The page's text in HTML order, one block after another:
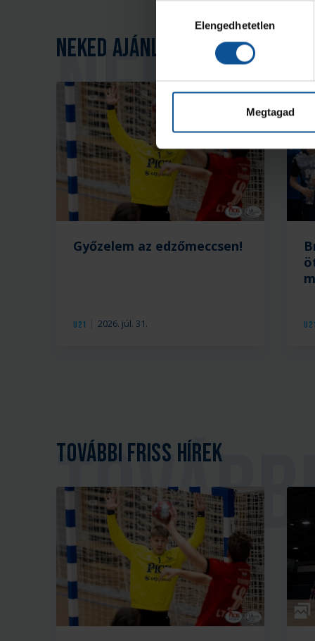
kiválasztásaElengedhetetlen
Megtagad
Neked ajánljuk
U21 2026. júl. 31.
Győzelem az edzőmeccsen!
U21
További friss hírek